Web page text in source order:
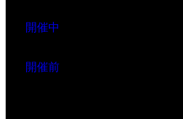
開催中
開催前